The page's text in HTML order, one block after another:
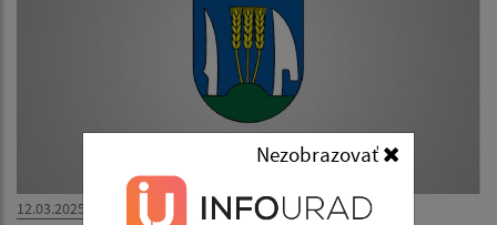
Nezobrazovať
12.03.2025